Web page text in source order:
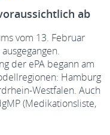
ab
vom 13. Februar
der ePA begann am
Hamburg
Westfalen. Auch
(Medikationsliste,